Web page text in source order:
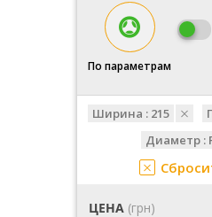
По параметрам
Ширина : 215
Диаметр :
ЦЕНА (грн)